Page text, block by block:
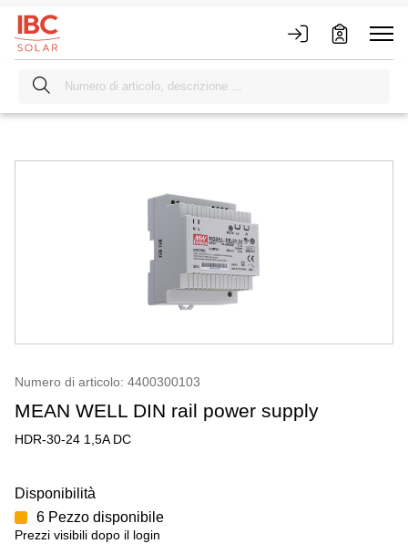
Numero di articolo: 4400300103
MEAN WELL DIN rail power supply
HDR-30-24 1,5A DC
Disponibilità
6 Pezzo disponibile
Prezzi visibili dopo il login